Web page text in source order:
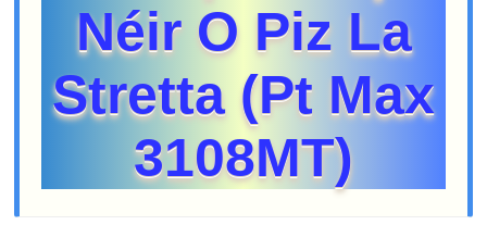
Néir O Piz La
Stretta (Pt Max
3108MT)